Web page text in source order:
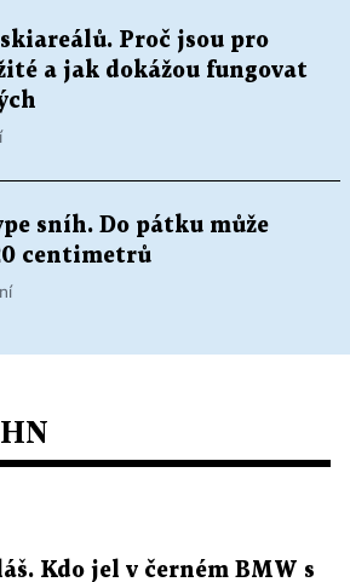
Proč jsou pro
a jak dokážou fungovat
sníh. Do pátku může
centimetrů
Kdo jel v černém BMW s